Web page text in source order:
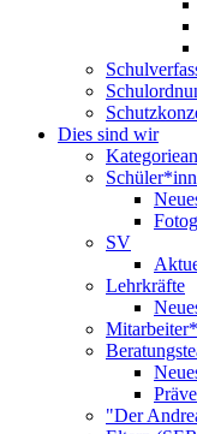
Dies sind wir
SV
Lehrkräfte
"Der